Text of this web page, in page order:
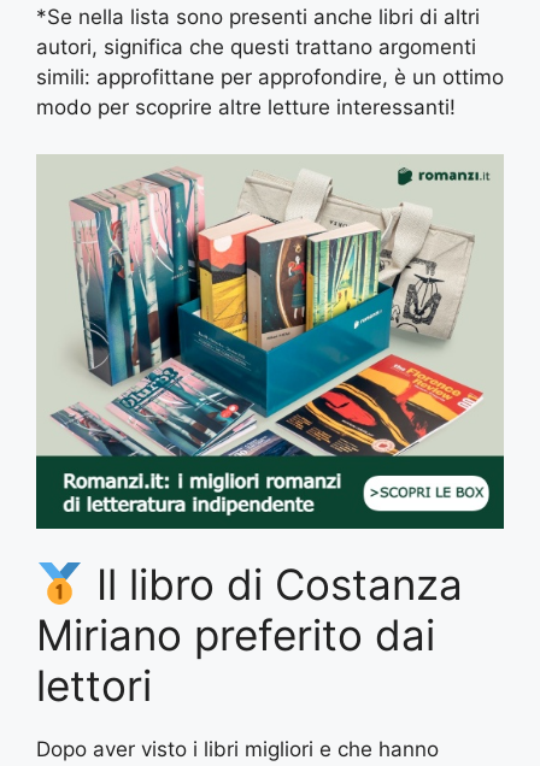
*Se nella lista sono presenti anche libri di altri
autori, significa che questi trattano argomenti
simili: approfittane per approfondire, è un ottimo
modo per scoprire altre letture interessanti!
Il libro di Costanza
Miriano preferito dai
lettori
Dopo aver visto i libri migliori e che hanno